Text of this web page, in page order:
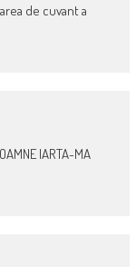
de cuvant a
IARTA-MA